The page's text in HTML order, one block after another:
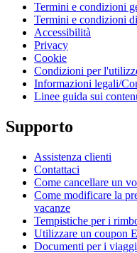
Termini e condizioni
Termini e condizioni
Accessibilità
Privacy
Cookie
Condizioni per
Informazioni legali/
Linee guida sui
Supporto
Assistenza clienti
Contattaci
Come cancellare un
Come modificare la
vacanze
Tempistiche per i
Utilizzare un coupon
Documenti per i